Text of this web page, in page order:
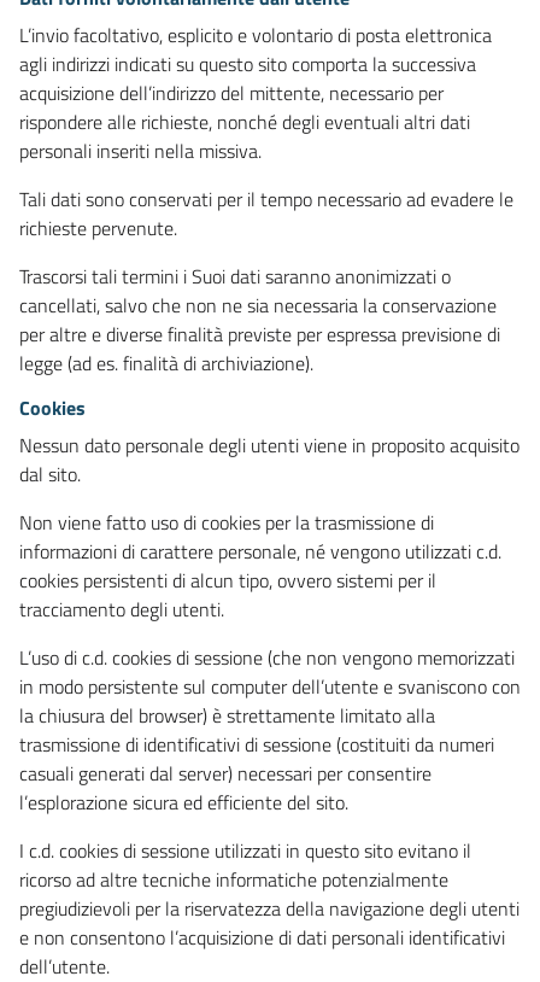
L’invio facoltativo, esplicito e volontario di posta elettronica
agli indirizzi indicati su questo sito comporta la successiva
acquisizione dell’indirizzo del mittente, necessario per
rispondere alle richieste, nonché degli eventuali altri dati
personali inseriti nella missiva.
Tali dati sono conservati per il tempo necessario ad evadere le
richieste pervenute.
Trascorsi tali termini i Suoi dati saranno anonimizzati o
cancellati, salvo che non ne sia necessaria la conservazione
per altre e diverse finalità previste per espressa previsione di
legge (ad es. finalità di archiviazione).
Cookies
Nessun dato personale degli utenti viene in proposito acquisito
dal sito.
Non viene fatto uso di cookies per la trasmissione di
informazioni di carattere personale, né vengono utilizzati c.d.
cookies persistenti di alcun tipo, ovvero sistemi per il
tracciamento degli utenti.
L’uso di c.d. cookies di sessione (che non vengono memorizzati
in modo persistente sul computer dell’utente e svaniscono con
la chiusura del browser) è strettamente limitato alla
trasmissione di identificativi di sessione (costituiti da numeri
casuali generati dal server) necessari per consentire
l’esplorazione sicura ed efficiente del sito.
I c.d. cookies di sessione utilizzati in questo sito evitano il
ricorso ad altre tecniche informatiche potenzialmente
pregiudizievoli per la riservatezza della navigazione degli utenti
e non consentono l’acquisizione di dati personali identificativi
dell’utente.